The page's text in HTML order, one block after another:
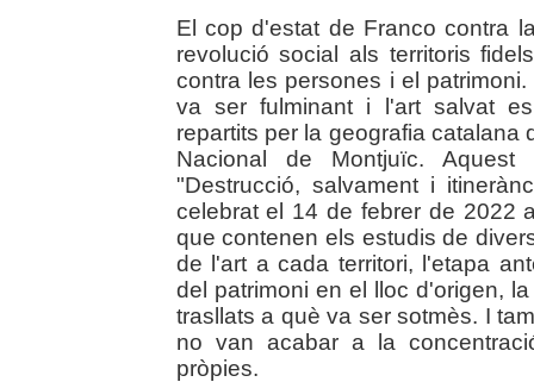
El cop d'estat de Franco contra
revolució social als territoris
contra les persones i el
va ser fulminant i l'art salvat
repartits per la geografia
Nacional de Montjuïc.
"Destrucció, salvament i
celebrat el 14 de febrer de 2022
que contenen els estudis de
de l'art a cada territori, l'etapa
del patrimoni en el lloc d'origen,
trasllats a què va ser sotmès. I
no van acabar a la
pròpies.